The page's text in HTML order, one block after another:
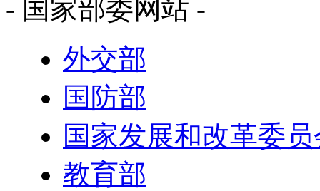
- 国家部委网站 -
外交部
国防部
国家发展和改革委
教育部